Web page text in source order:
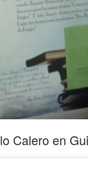
Calero en